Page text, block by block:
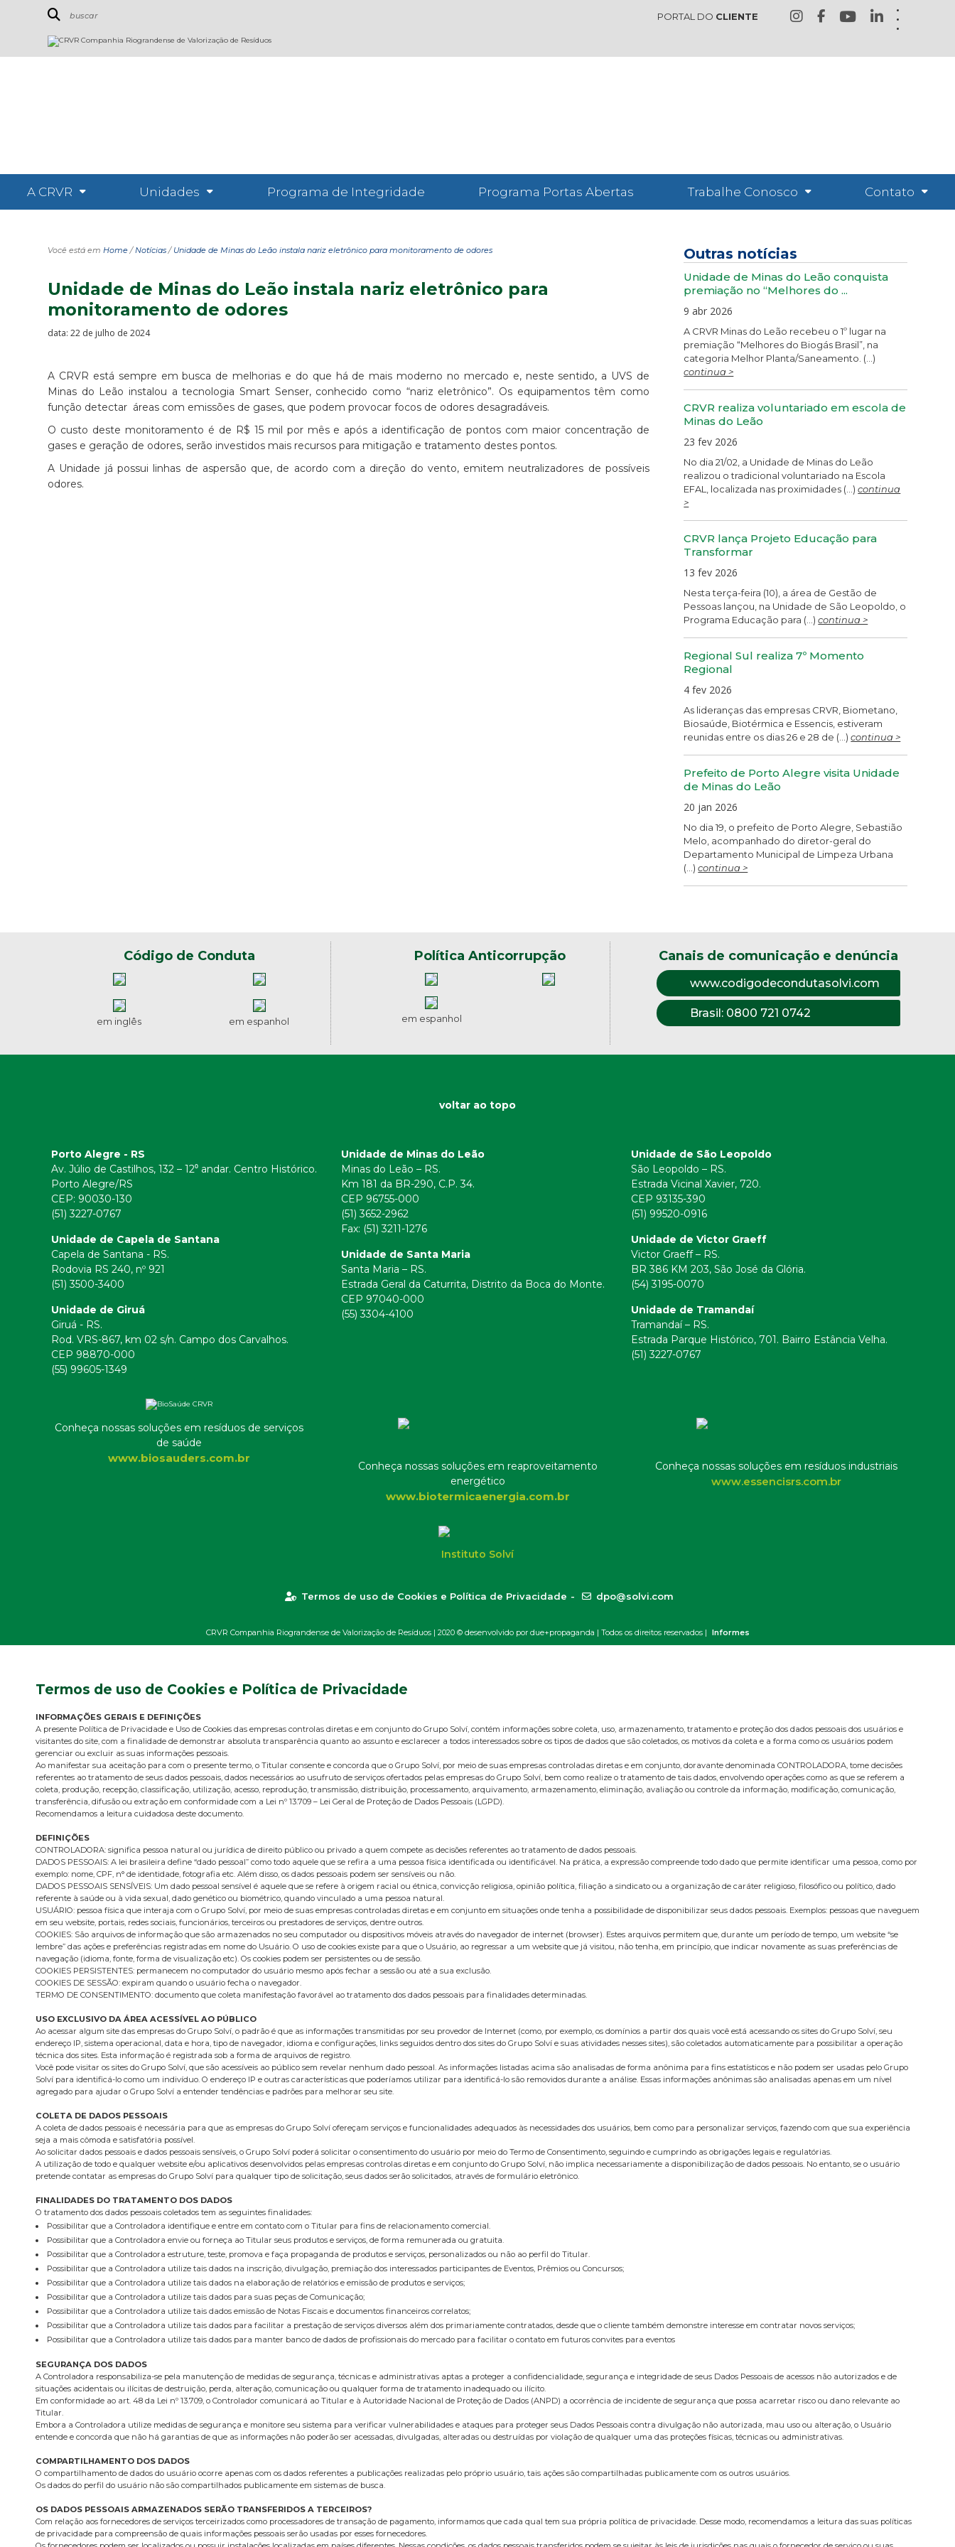
PORTAL DO CLIENTE
A CRVR Unidades Programa de Integridade Programa Portas Abertas Trabalhe Conosco Contato
Você está emHome/Notícias/ Unidade de Minas do Leão instala nariz eletrônico para monitoramento de odores
Unidade de Minas do Leão instala nariz eletrônico para
monitoramento de odores
data: 22 de julho de 2024
A CRVR está sempre em busca de melhorias e do que há de mais moderno no mercado e, neste sentido, a UVS de
Minas do Leão instalou a tecnologia Smart Senser, conhecido como “nariz eletrônico”. Os equipamentos têm como
função detectar áreas com emissões de gases, que podem provocar focos de odores desagradáveis.
O custo deste monitoramento é de R$ 15 mil por mês e após a identificação de pontos com maior concentração de
gases e geração de odores, serão investidos mais recursos para mitigação e tratamento destes pontos.
A Unidade já possui linhas de aspersão que, de acordo com a direção do vento, emitem neutralizadores de possíveis
odores.
Outras notícias
Unidade de Minas do Leão conquista
premiação no “Melhores do ...
9 abr 2026
A CRVR Minas do Leão recebeu o 1º lugar na
premiação “Melhores do Biogás Brasil”, na
categoria Melhor Planta/Saneamento. (...)
continua >
CRVR realiza voluntariado em escola de
Minas do Leão
23 fev 2026
No dia 21/02, a Unidade de Minas do Leão
realizou o tradicional voluntariado na Escola
EFAL, localizada nas proximidades (...)continua
>
CRVR lança Projeto Educação para
Transformar
13 fev 2026
Nesta terça-feira (10), a área de Gestão de
Pessoas lançou, na Unidade de São Leopoldo, o
Programa Educação para (...)continua >
Regional Sul realiza 7º Momento
Regional
4 fev 2026
As lideranças das empresas CRVR, Biometano,
Biosaúde, Biotérmica e Essencis, estiveram
reunidas entre os dias 26 e 28 de (...)continua >
Prefeito de Porto Alegre visita Unidade
de Minas do Leão
20 jan 2026
No dia 19, o prefeito de Porto Alegre, Sebastião
Melo, acompanhado do diretor-geral do
Departamento Municipal de Limpeza Urbana
(...)continua >
Código de Conduta
em inglês em espanhol
Política Anticorrupção
em espanhol
Canais de comunicação e denúncia
www.codigodecondutasolvi.com
Brasil: 0800 721 0742
voltar ao topo
Porto Alegre - RS
Av. Júlio de Castilhos, 132 – 12⁰ andar. Centro Histórico.
Porto Alegre/RS
CEP: 90030-130
(51) 3227-0767
Unidade de Capela de Santana
Capela de Santana - RS.
Rodovia RS 240, nº 921
(51) 3500-3400
Unidade de Giruá
Giruá - RS.
Rod. VRS-867, km 02 s/n. Campo dos Carvalhos.
CEP 98870-000
(55) 99605-1349
Unidade de Minas do Leão
Minas do Leão – RS.
Km 181 da BR-290, C.P. 34.
CEP 96755-000
(51) 3652-2962
Fax: (51) 3211-1276
Unidade de Santa Maria
Santa Maria – RS.
Estrada Geral da Caturrita, Distrito da Boca do Monte.
CEP 97040-000
(55) 3304-4100
Unidade de São Leopoldo
São Leopoldo – RS.
Estrada Vicinal Xavier, 720.
CEP 93135-390
(51) 99520-0916
Unidade de Victor Graeff
Victor Graeff – RS.
BR 386 KM 203, São José da Glória.
(54) 3195-0070
Unidade de Tramandaí
Tramandaí – RS.
Estrada Parque Histórico, 701. Bairro Estância Velha.
(51) 3227-0767
Conheça nossas soluções em resíduos de serviços
de saúde
www.biosauders.com.br
Conheça nossas soluções em reaproveitamento
energético
www.biotermicaenergia.com.br
Conheça nossas soluções em resíduos industriais
www.essencisrs.com.br
Instituto Solví
Termos de uso de Cookies e Política de Privacidade - dpo@solvi.com
CRVR Companhia Riograndense de Valorização de Resíduos | 2020 © desenvolvido por due+propaganda | Todos os direitos reservados | Informes
Termos de uso de Cookies e Política de Privacidade
INFORMAÇÕES GERAIS E DEFINIÇÕES
A presente Política de Privacidade e Uso de Cookies das empresas controlas diretas e em conjunto do Grupo Solví, contém informações sobre coleta, uso, armazenamento, tratamento e proteção dos dados pessoais dos usuários e
visitantes do site, com a finalidade de demonstrar absoluta transparência quanto ao assunto e esclarecer a todos interessados sobre os tipos de dados que são coletados, os motivos da coleta e a forma como os usuários podem
gerenciar ou excluir as suas informações pessoais.
Ao manifestar sua aceitação para com o presente termo, o Titular consente e concorda que o Grupo Solví, por meio de suas empresas controladas diretas e em conjunto, doravante denominada CONTROLADORA, tome decisões
referentes ao tratamento de seus dados pessoais, dados necessários ao usufruto de serviços ofertados pelas empresas do Grupo Solví, bem como realize o tratamento de tais dados, envolvendo operações como as que se referem a
coleta, produção, recepção, classificação, utilização, acesso, reprodução, transmissão, distribuição, processamento, arquivamento, armazenamento, eliminação, avaliação ou controle da informação, modificação, comunicação,
transferência, difusão ou extração em conformidade com a Lei nº 13.709 – Lei Geral de Proteção de Dados Pessoais (LGPD).
Recomendamos a leitura cuidadosa deste documento.
DEFINIÇÕES
CONTROLADORA: significa pessoa natural ou jurídica de direito público ou privado a quem compete as decisões referentes ao tratamento de dados pessoais.
DADOS PESSOAIS: A lei brasileira define “dado pessoal” como todo aquele que se refira a uma pessoa física identificada ou identificável. Na prática, a expressão compreende todo dado que permite identificar uma pessoa, como por
exemplo: nome, CPF, n° de identidade, fotografia etc. Além disso, os dados pessoais podem ser sensíveis ou não.
DADOS PESSOAIS SENSÍVEIS: Um dado pessoal sensível é aquele que se refere à origem racial ou étnica, convicção religiosa, opinião política, filiação a sindicato ou a organização de caráter religioso, filosófico ou político, dado
referente à saúde ou à vida sexual, dado genético ou biométrico, quando vinculado a uma pessoa natural.
USUÁRIO: pessoa física que interaja com o Grupo Solví, por meio de suas empresas controladas diretas e em conjunto em situações onde tenha a possibilidade de disponibilizar seus dados pessoais. Exemplos: pessoas que naveguem
em seu website, portais, redes sociais, funcionários, terceiros ou prestadores de serviços, dentre outros.
COOKIES: São arquivos de informação que são armazenados no seu computador ou dispositivos móveis através do navegador de internet (browser). Estes arquivos permitem que, durante um período de tempo, um website “se
lembre” das ações e preferências registradas em nome do Usuário. O uso de cookies existe para que o Usuário, ao regressar a um website que já visitou, não tenha, em princípio, que indicar novamente as suas preferências de
navegação (idioma, fonte, forma de visualização etc). Os cookies podem ser persistentes ou de sessão.
COOKIES PERSISTENTES: permanecem no computador do usuário mesmo após fechar a sessão ou até a sua exclusão.
COOKIES DE SESSÃO: expiram quando o usuário fecha o navegador.
TERMO DE CONSENTIMENTO: documento que coleta manifestação favorável ao tratamento dos dados pessoais para finalidades determinadas.
USO EXCLUSIVO DA ÁREA ACESSÍVEL AO PÚBLICO
Ao acessar algum site das empresas do Grupo Solví, o padrão é que as informações transmitidas por seu provedor de Internet (como, por exemplo, os domínios a partir dos quais você está acessando os sites do Grupo Solví, seu
endereço IP, sistema operacional, data e hora, tipo de navegador, idioma e configurações, links seguidos dentro dos sites do Grupo Solví e suas atividades nesses sites), são coletados automaticamente para possibilitar a operação
técnica dos sites. Esta informação é registrada sob a forma de arquivos de registro.
Você pode visitar os sites do Grupo Solví, que são acessíveis ao público sem revelar nenhum dado pessoal. As informações listadas acima são analisadas de forma anônima para fins estatísticos e não podem ser usadas pelo Grupo
Solví para identificá-lo como um indivíduo. O endereço IP e outras características que poderíamos utilizar para identificá-lo são removidos durante a análise. Essas informações anônimas são analisadas apenas em um nível
agregado para ajudar o Grupo Solví a entender tendências e padrões para melhorar seu site.
COLETA DE DADOS PESSOAIS
A coleta de dados pessoais é necessária para que as empresas do Grupo Solví ofereçam serviços e funcionalidades adequados às necessidades dos usuários, bem como para personalizar serviços, fazendo com que sua experiência
seja a mais cômoda e satisfatória possível.
Ao solicitar dados pessoais e dados pessoais sensíveis, o Grupo Solví poderá solicitar o consentimento do usuário por meio do Termo de Consentimento, seguindo e cumprindo as obrigações legais e regulatórias.
A utilização de todo e qualquer website e/ou aplicativos desenvolvidos pelas empresas controlas diretas e em conjunto do Grupo Solví, não implica necessariamente a disponibilização de dados pessoais. No entanto, se o usuário
pretende contatar as empresas do Grupo Solví para qualquer tipo de solicitação, seus dados serão solicitados, através de formulário eletrônico.
FINALIDADES DO TRATAMENTO DOS DADOS
O tratamento dos dados pessoais coletados tem as seguintes finalidades:
Possibilitar que a Controladora identifique e entre em contato com o Titular para fins de relacionamento comercial.
Possibilitar que a Controladora envie ou forneça ao Titular seus produtos e serviços, de forma remunerada ou gratuita.
Possibilitar que a Controladora estruture, teste, promova e faça propaganda de produtos e serviços, personalizados ou não ao perfil do Titular.
Possibilitar que a Controladora utilize tais dados na inscrição, divulgação, premiação dos interessados participantes de Eventos, Prêmios ou Concursos;
Possibilitar que a Controladora utilize tais dados na elaboração de relatórios e emissão de produtos e serviços;
Possibilitar que a Controladora utilize tais dados para suas peças de Comunicação;
Possibilitar que a Controladora utilize tais dados emissão de Notas Fiscais e documentos financeiros correlatos;
Possibilitar que a Controladora utilize tais dados para facilitar a prestação de serviços diversos além dos primariamente contratados, desde que o cliente também demonstre interesse em contratar novos serviços;
Possibilitar que a Controladora utilize tais dados para manter banco de dados de profissionais do mercado para facilitar o contato em futuros convites para eventos
SEGURANÇA DOS DADOS
A Controladora responsabiliza-se pela manutenção de medidas de segurança, técnicas e administrativas aptas a proteger a confidencialidade, segurança e integridade de seus Dados Pessoais de acessos não autorizados e de
situações acidentais ou ilícitas de destruição, perda, alteração, comunicação ou qualquer forma de tratamento inadequado ou ilícito.
Em conformidade ao art. 48 da Lei nº 13.709, o Controlador comunicará ao Titular e à Autoridade Nacional de Proteção de Dados (ANPD) a ocorrência de incidente de segurança que possa acarretar risco ou dano relevante ao
Titular.
Embora a Controladora utilize medidas de segurança e monitore seu sistema para verificar vulnerabilidades e ataques para proteger seus Dados Pessoais contra divulgação não autorizada, mau uso ou alteração, o Usuário
entende e concorda que não há garantias de que as informações não poderão ser acessadas, divulgadas, alteradas ou destruídas por violação de qualquer uma das proteções físicas, técnicas ou administrativas.
COMPARTILHAMENTO DOS DADOS
O compartilhamento de dados do usuário ocorre apenas com os dados referentes a publicações realizadas pelo próprio usuário, tais ações são compartilhadas publicamente com os outros usuários.
Os dados do perfil do usuário não são compartilhados publicamente em sistemas de busca.
OS DADOS PESSOAIS ARMAZENADOS SERÃO TRANSFERIDOS A TERCEIROS?
Com relação aos fornecedores de serviços terceirizados como processadores de transação de pagamento, informamos que cada qual tem sua própria política de privacidade. Desse modo, recomendamos a leitura das suas políticas
de privacidade para compreensão de quais informações pessoais serão usadas por esses fornecedores.